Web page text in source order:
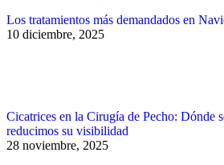
Los tratamientos más demandados en
10 diciembre, 2025
Cicatrices en la Cirugía de Pecho: Dónde
reducimos su visibilidad
28 noviembre, 2025